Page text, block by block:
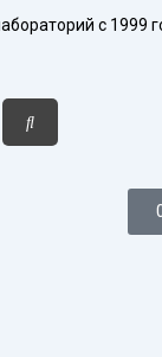
с 1999
Поиск